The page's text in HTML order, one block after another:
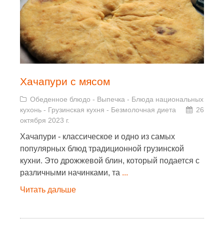
Хачапури с мясом
Обеденное блюдо - Выпечка - Блюда национальных
кухонь - Грузинская кухня - Безмолочная диета
26
октября 2023 г.
Хачапури - классическое и одно из самых
популярных блюд традиционной грузинской
кухни. Это дрожжевой блин, который подается с
различными начинками, та ...
Читать дальше